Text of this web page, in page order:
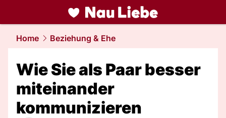
liebe.NAU.ch
Home Beziehung & Ehe
Wie Sie als Paar besser
miteinander
kommunizieren